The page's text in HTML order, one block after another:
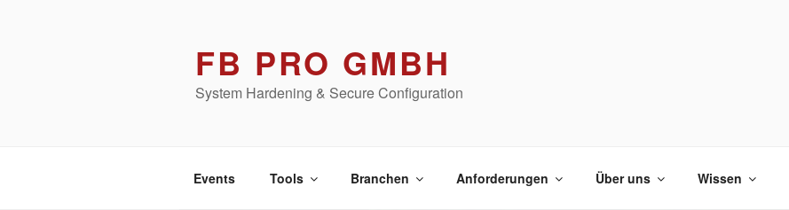
FB PRO GMBH
System Hardening & Secure Configuration
Events Tools Branchen Anforderungen Über uns Wissen